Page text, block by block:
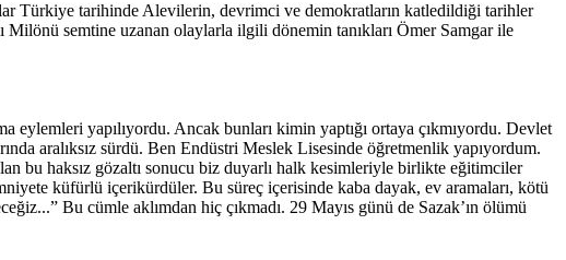
Türkiye tarihinde Alevilerin, devrimci ve demokratların katledildiği tarihler
Milönü semtine uzanan olaylarla ilgili dönemin tanıkları Ömer Samgar ile
yapılıyordu. Ancak bunları kimin yaptığı ortaya çıkmıyordu. Devlet
aralıksız sürdü. Ben Endüstri Meslek Lisesinde öğretmenlik yapıyordum.
bu haksız gözaltı sonucu biz duyarlı halk kesimleriyle birlikte eğitimciler
küfürlü içerikürdüler. Bu süreç içerisinde kaba dayak, ev aramaları, kötü
Bu cümle aklımdan hiç çıkmadı. 29 Mayıs günü de Sazak’ın ölümü